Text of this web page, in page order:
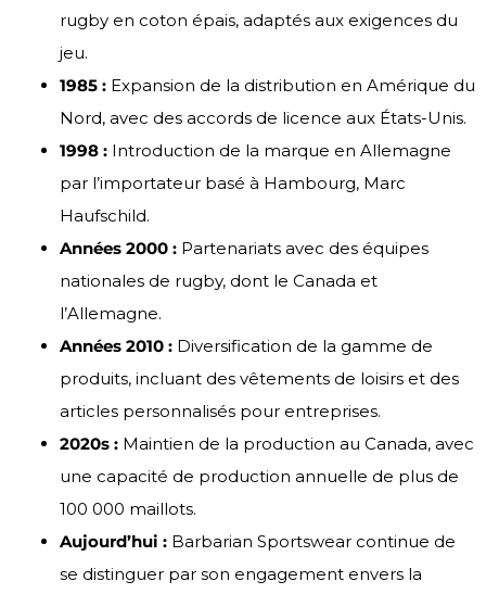
rugby en coton épais, adaptés aux exigences du
jeu.
1985 : Expansion de la distribution en Amérique du
Nord, avec des accords de licence aux États-Unis.
1998 : Introduction de la marque en Allemagne
par l’importateur basé à Hambourg, Marc
Haufschild.
Années 2000 : Partenariats avec des équipes
nationales de rugby, dont le Canada et
l’Allemagne.
Années 2010 : Diversification de la gamme de
produits, incluant des vêtements de loisirs et des
articles personnalisés pour entreprises.
2020s : Maintien de la production au Canada, avec
une capacité de production annuelle de plus de
100 000 maillots.
Aujourd’hui : Barbarian Sportswear continue de
se distinguer par son engagement envers la